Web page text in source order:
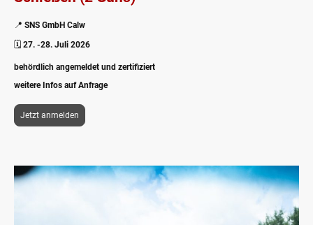
📍 SNS GmbH Calw
🗓️ 27. -28. Juli 2026
behördlich angemeldet und zertifiziert
weitere Infos auf Anfrage
Jetzt anmelden